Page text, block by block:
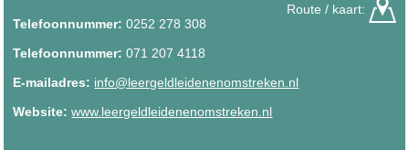
Route / kaart:
Telefoonnummer: 0252 278 308
Telefoonnummer: 071 207 4118
E-mailadres: info@leergeldleidenenomstreken.nl
Website: www.leergeldleidenenomstreken.nl